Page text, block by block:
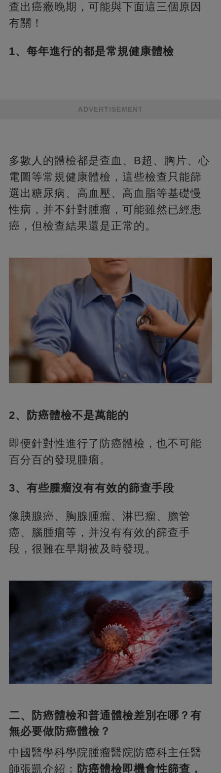
查出癌癥晚期，可能與下面這三個原因
有關！
1、每年進行的都是常規健康體檢
ADVERTISEMENT
多數人的體檢都是查血、B超、胸片、心
電圖等常規健康體檢，這些檢查只能篩
選出糖尿病、高血壓、高血脂等基礎慢
性病，并不針對腫瘤，可能雖然已經患
癌，但檢查結果還是正常的。
2、防癌體檢不是萬能的
即便針對性進行了防癌體檢，也不可能
百分百的發現腫瘤。
3、有些腫瘤沒有有效的篩查手段
像胰腺癌、胸腺腫瘤、淋巴瘤、膽管
癌、腦腫瘤等，并沒有有效的篩查手
段，很難在早期被及時發現。
二、防癌體檢和普通體檢差別在哪？有
無必要做防癌體檢？
中國醫學科學院腫瘤醫院防癌科主任醫
師張凱介紹： 防癌體檢即機會性篩查，